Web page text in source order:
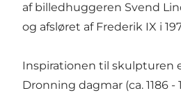
af billedhuggeren Svend
og afsløret af Frederik IX i
Inspirationen til skulpturen
Dronning dagmar (ca. 1186 -